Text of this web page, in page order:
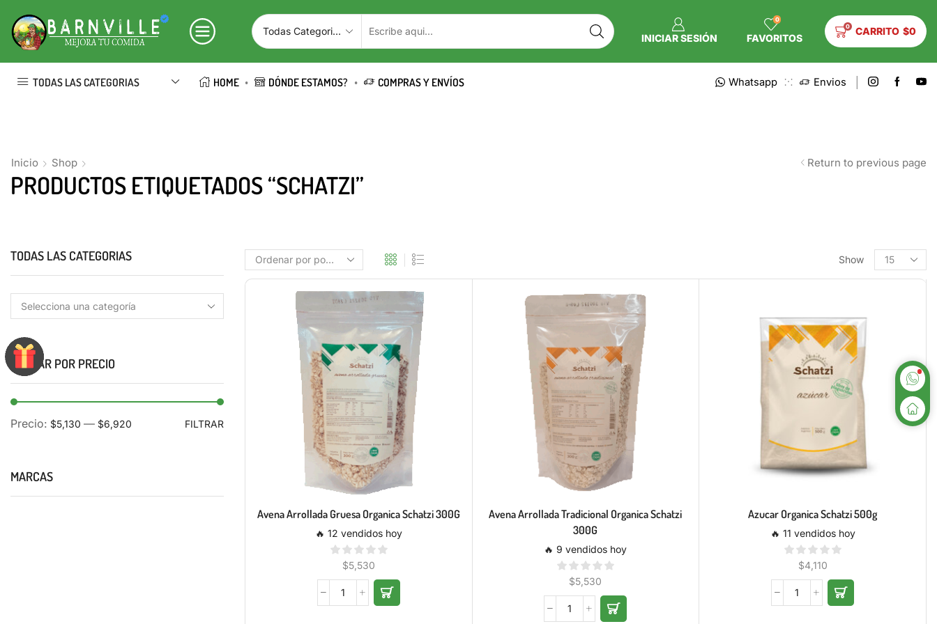
INICIAR SESIÓN
0
FAVORITOS
0 CARRITO $0
TODAS LAS CATEGORIAS HOME DÓNDE ESTAMOS? COMPRAS Y ENVÍOS Whatsapp Envios
Inicio Shop
PRODUCTOS ETIQUETADOS “SCHATZI”
Return to previous page
Show
Avena Arrollada Gruesa Organica Schatzi 300G
🔥 12 vendidos hoy
$5,530
Avena Arrollada Tradicional Organica Schatzi
300G
🔥 9 vendidos hoy
$5,530
Azucar Organica Schatzi 500g
🔥 11 vendidos hoy
$4,110
TODAS LAS CATEGORIAS
FILTRAR POR PRECIO
FILTRAR
Precio: $5,130 — $6,920
MARCAS